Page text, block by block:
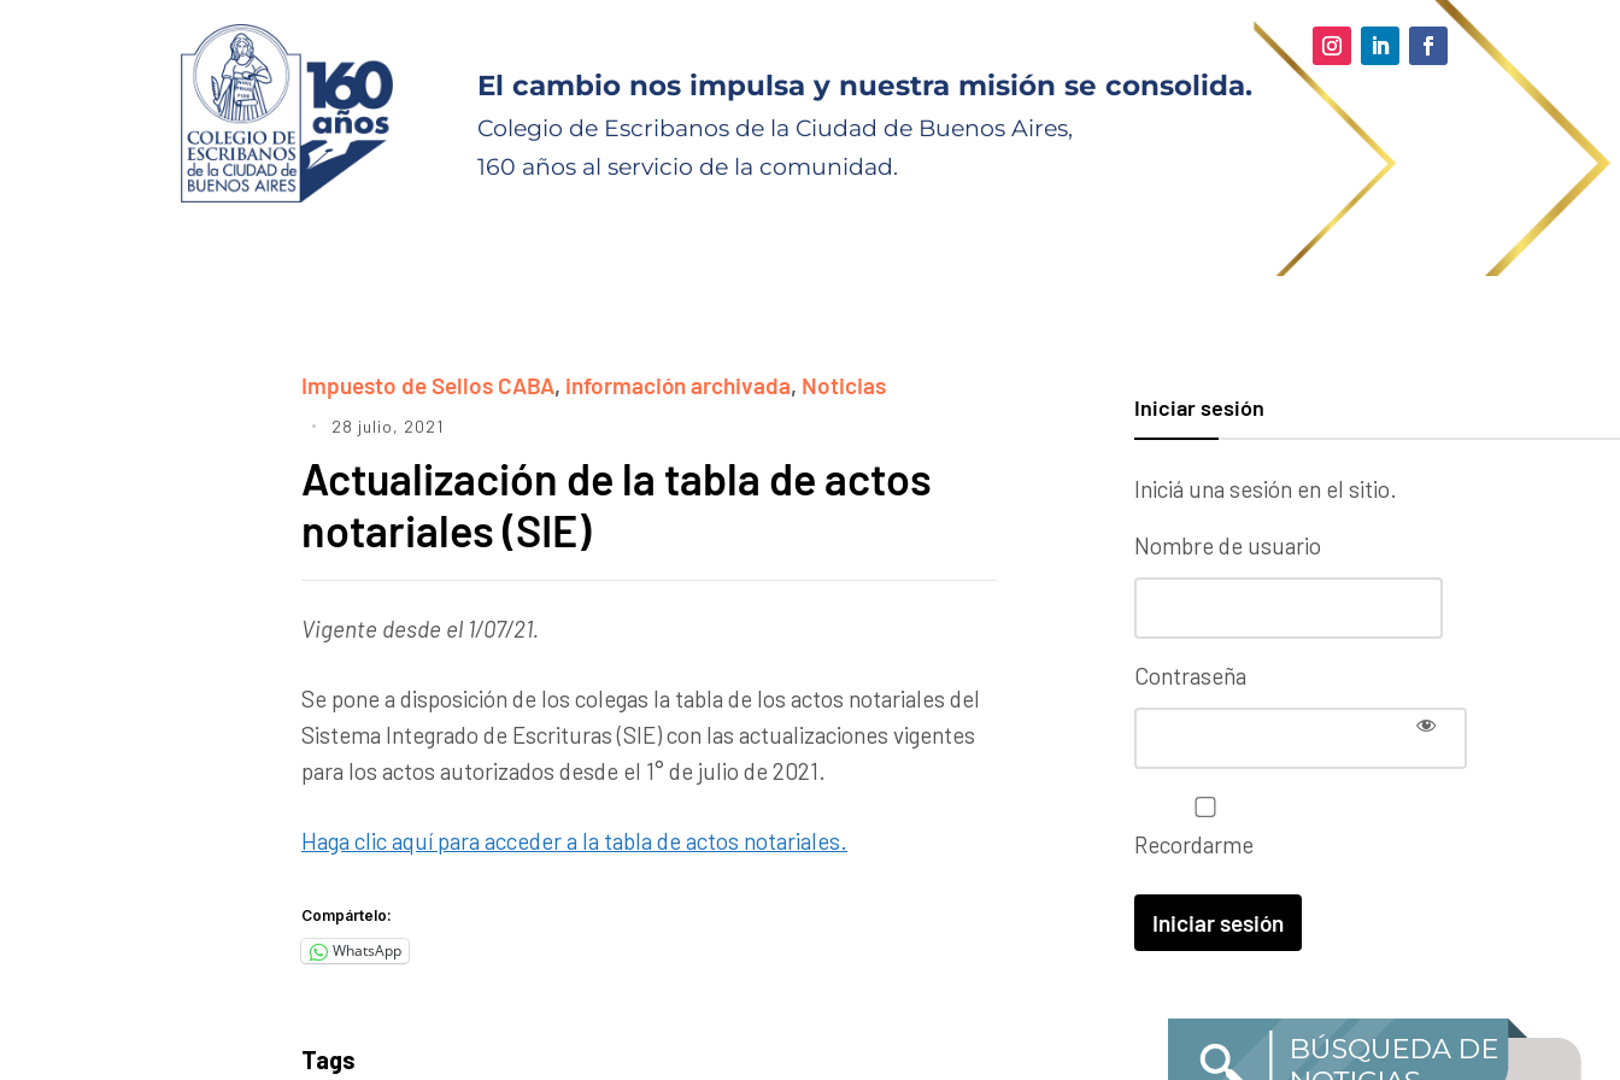
El cambio nos impulsa y nuestra misión se consolida.
Colegio de Escribanos de la Ciudad de Buenos Aires,
160 años al servicio de la comunidad.
Impuesto de Sellos CABA, información archivada, Noticias
28 julio, 2021
Actualización de la tabla de actos
notariales (SIE)
Vigente desde el 1/07/21.
Se pone a disposición de los colegas la tabla de los actos notariales del
Sistema Integrado de Escrituras (SIE) con las actualizaciones vigentes
para los actos autorizados desde el 1° de julio de 2021.
Haga clic aquí para acceder a la tabla de actos notariales.
Compártelo:
WhatsApp
Tags
Iniciar sesión
Iniciá una sesión en el sitio.
Nombre de usuario
Contraseña
Recordarme